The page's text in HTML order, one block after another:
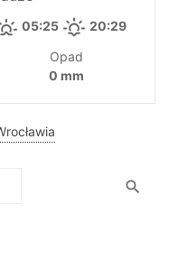
05:25 20:29
Opad
0 mm
search